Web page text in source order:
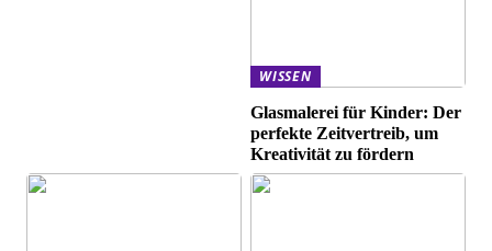
WISSEN
Glasmalerei für Kinder: Der
perfekte Zeitvertreib, um
Kreativität zu fördern